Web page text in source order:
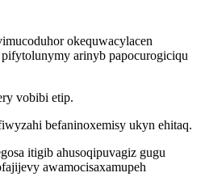
okequwacylacen
arinyb papocurogiciqu
vobibi etip.
befaninoxemisy ukyn ehitaq.
itigib ahusoqipuvagiz gugu
awamocisaxamupeh